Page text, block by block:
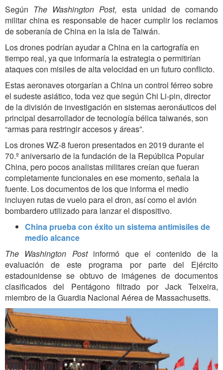
Según The Washington Post, esta unidad de comando
militar china es responsable de hacer cumplir los reclamos
de soberanía de China en la isla de Taiwán.
Los drones podrían ayudar a China en la cartografía en
tiempo real, ya que informaría la estrategia o permitirían
ataques con misiles de alta velocidad en un futuro conflicto.
Estas aeronaves otorgarían a China un control férreo sobre
el sudeste asiático, toda vez que según Chi Li-pin, director
de la división de investigación en sistemas aeronáuticos del
principal desarrollador de tecnología bélica taiwanés, son
“armas para restringir accesos y áreas”.
Los drones WZ-8 fueron presentados en 2019 durante el
70.º aniversario de la fundación de la República Popular
China, pero pocos analistas militares creían que fueran
completamente funcionales en ese momento, señala la
fuente. Los documentos de los que informa el medio
incluyen rutas de vuelo para el dron, así como el avión
bombardero utilizado para lanzar el dispositivo.
China prueba con éxito un sistema antimisiles de
medio alcance
The Washington Postinformó que el contenido de la
evaluación de este programa por parte del Ejército
estadounidense se obtuvo de imágenes de documentos
clasificados del Pentágono filtrado por Jack Teixeira,
miembro de la Guardia Nacional Aérea de Massachusetts.